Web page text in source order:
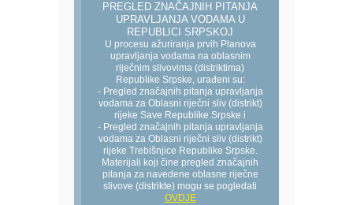
PREGLED ZNAČAJNIH PITANJA
UPRAVLJANJA VODAMA U
REPUBLICI SRPSKOJ
U procesu ažuriranja prvih Planova
upravljanja vodama na oblasnim
riječnim slivovima (distriktima)
Republike Srpske, urađeni su:
- Pregled značajnih pitanja upravljanja
vodama za Oblasni riječni sliv (distrikt)
rijeke Save Republike Srpske i
- Pregled značajnih pitanja upravljanja
vodama za Oblasni riječni sliv (distrikt)
rijeke Trebišnjice Republike Srpske.
Materijali koji čine pregled značajnih
pitanja za navedene oblasne riječne
slivove (distrikte) mogu se pogledati
OVDJE